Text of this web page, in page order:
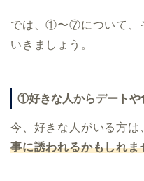
では、①〜⑦について、
いきましょう。
①好きな人からデートや
今、好きな人がいる方は
事に誘われるかもしれま